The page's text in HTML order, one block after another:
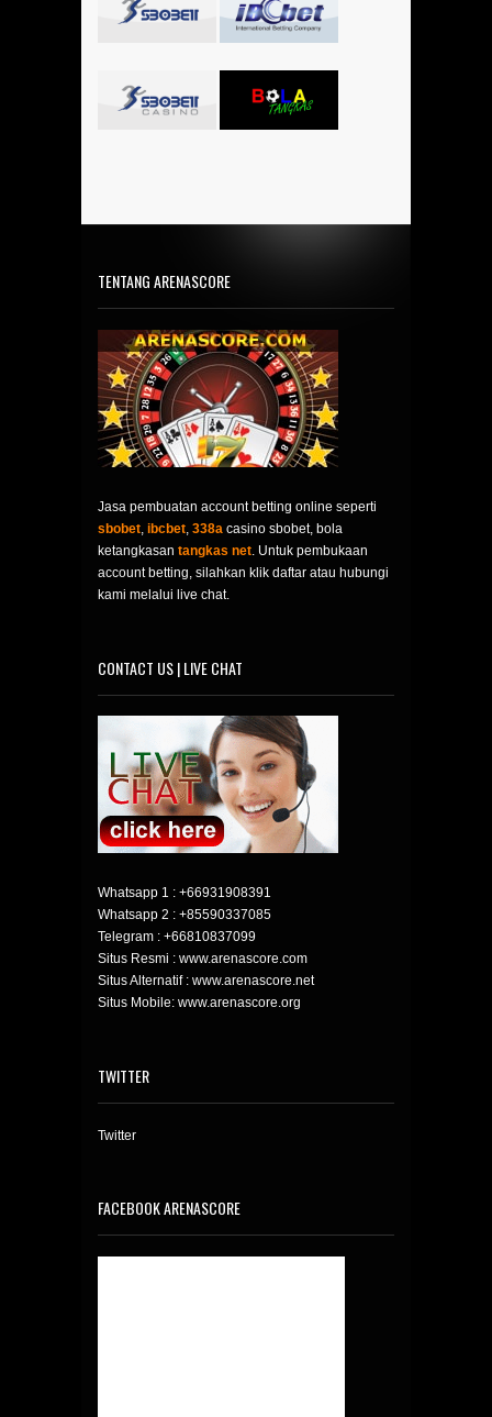
TENTANG ARENASCORE
Jasa pembuatan account betting online seperti
sbobet, ibcbet, 338a casino sbobet, bola
ketangkasan tangkas net. Untuk pembukaan
account betting, silahkan klik daftar atau hubungi
kami melalui live chat.
CONTACT US | LIVE CHAT
Whatsapp 1 : +66931908391
Whatsapp 2 : +85590337085
Telegram : +66810837099
Situs Resmi : www.arenascore.com
Situs Alternatif : www.arenascore.net
Situs Mobile: www.arenascore.org
TWITTER
Twitter
FACEBOOK ARENASCORE